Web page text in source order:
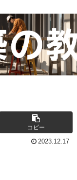
コピー
2023.12.17